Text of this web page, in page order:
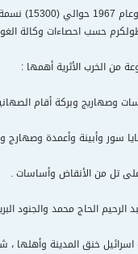
من الخرب الأثرية أهمها :
وصهاريج وبركة أقام
سور وأبينة وأعمدة وصهارج
تل من الأنقاض وأساسات .
محمد والجنود
خنق المدينة وأهلها